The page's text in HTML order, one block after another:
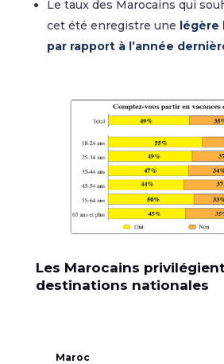
Le taux des Marocains qui
cet été enregistre une légère
par rapport à l’année
Les Marocains
destinations nationales
Maroc